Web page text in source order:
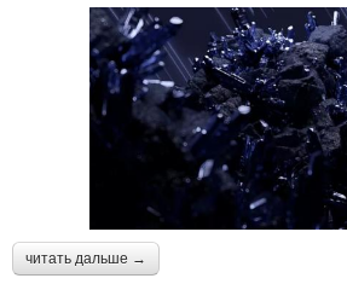
читать дальше →